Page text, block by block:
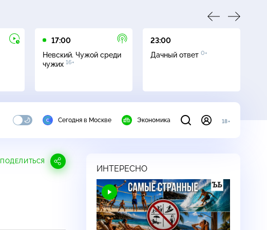
17:00
Невский. Чужой среди
чужих 16+
23:00
Дачный ответ 0+
Сегодня в Москве Экономика 18+
ПОДЕЛИТЬСЯ
ИНТЕРЕСНО